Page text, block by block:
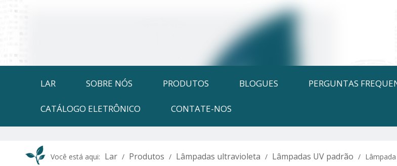
LAR SOBRE NÓS PRODUTOS BLOGUES PERGUNTAS
CATÁLOGO ELETRÔNICO CONTATE-NOS
Você está aqui: Lar / Produtos / Lâmpadas ultravioleta / Lâmpadas UV padrão /